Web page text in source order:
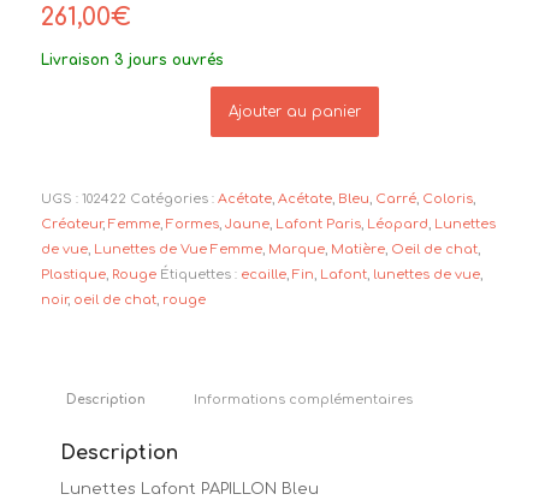
261,00€
Livraison 3 jours ouvrés
Ajouter au panier
UGS : 102422 Catégories : Acétate, Acétate, Bleu Carré, Coloris,
Créateur, Femme, Formes, Jaune, Lafont Paris, Léopard Lunettes
de vue, Lunettes de Vue Femme, Marque, Matière, Oeil de chat,
Plastique, Rouge Étiquettes : ecaille, Fin Lafont, lunettes de vue,
noir, oeil de chat, rouge
Description Informations complémentaires
Description
Lunettes Lafont PAPILLON Bleu